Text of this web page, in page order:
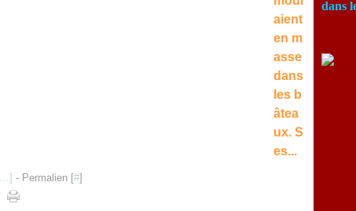
aient
en m
asse
dans
les b
âtea
ux. S
es...
…] - Permalien [#]
dans